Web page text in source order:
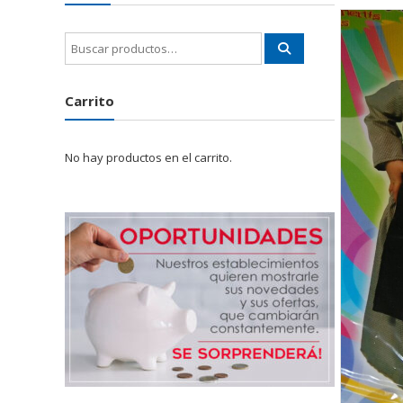
Buscar
por:
Carrito
No hay productos en el carrito.